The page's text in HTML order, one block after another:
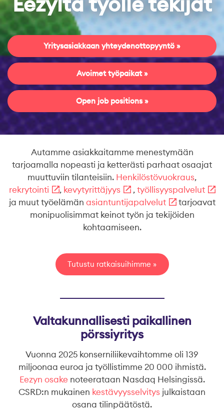
Yritysasiakkaan yhteydenottopyyntö
Avoimet työpaikat
Open job positions
Autamme asiakkaitamme menestymään
tarjoamalla nopeasti ja ketterästi parhaat osaajat
muuttuviin tilanteisiin. Henkilöstövuokraus,
rekrytointi
, kevytyrittäjyys ,työllisyyspalvelut
ja muut työelämän asiantuntijapalvelut
tarjoavat
monipuolisimmat keinot työn ja tekijöiden
kohtaamiseen.
Tutustu ratkaisuihimme
Valtakunnallisesti paikallinen
pörssiyritys
Vuonna 2025 konserniliikevaihtomme oli 139
miljoonaa euroa ja työllistimme 20 000 ihmistä.
Eezyn osake noteerataan Nasdaq Helsingissä.
CSRD:n mukainen kestävyysselvitys julkaistaan
osana tilinpäätöstä.